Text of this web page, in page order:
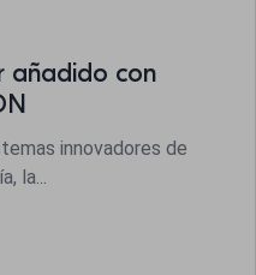
añadido con
innovadores de
la...